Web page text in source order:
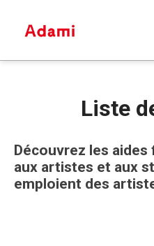
Liste
Découvrez les
aux artistes et aux
emploient des